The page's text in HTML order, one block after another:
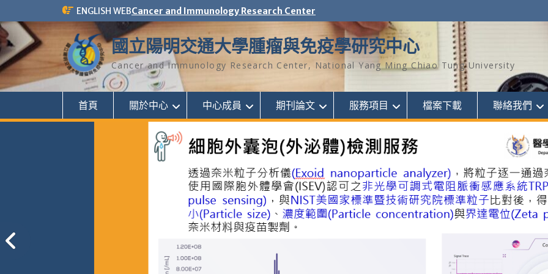
to
content
ENGLISH WEBCancer and Immunology Research Center
國立陽明交通大學腫瘤與免疫學研究中心
Cancer and Immunology Research Center, National Yang Ming Chiao Tung University
首頁 關於中心 中心成員 期刊論文 服務項目 檔案下載 聯絡我們